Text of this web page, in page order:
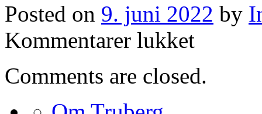
Posted on 9. juni 2022 by
Kommentarer lukket
Munch
Comments are closed.